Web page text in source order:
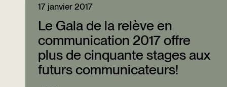
Le Gala de la relève en
communication 2017 offre
plus de cinquante stages aux
futurs communicateurs!
17 janvier 2017